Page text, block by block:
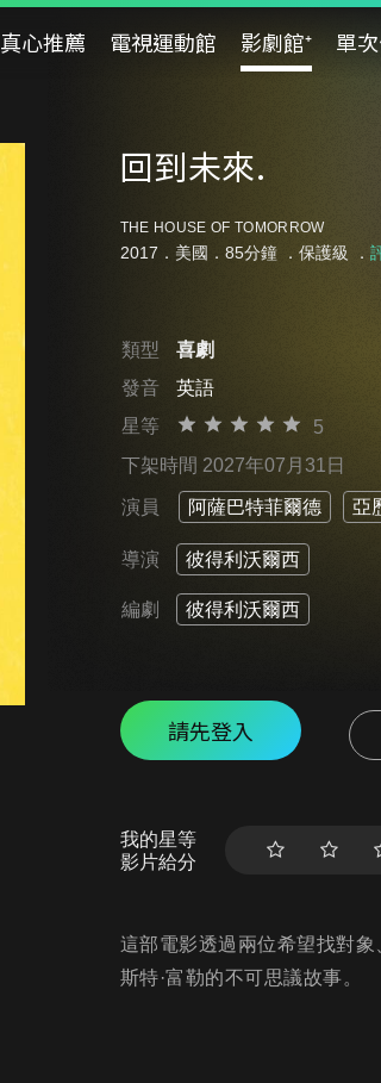
真心推薦 電視運動館 影劇館⁺ 單
回到未來.
THE HOUSE OF TOMORROW
2017．美國．85分鐘 ． 保護級 ．
類型
喜劇
發音
英語
星等
5
下架時間 2027年07月31日
演員 阿薩巴特菲爾德 亞
導演 彼得利沃爾西
編劇 彼得利沃爾西
請先登入
我的星等
影片給分
這部電影透過兩位希望找對
斯特·富勒的不可思議故事。